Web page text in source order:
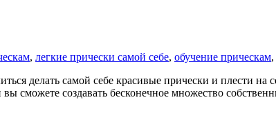
, легкие прически самой себе, обучение прическам,
делать самой себе красивые прически и плести на
сможете создавать бесконечное множество